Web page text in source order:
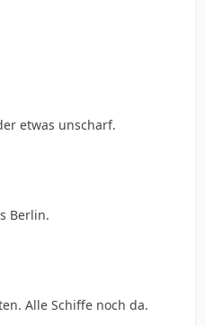
etwas unscharf.
Berlin.
Alle Schiffe noch da.